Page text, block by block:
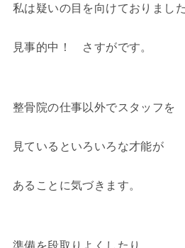
私は疑いの目を向けておりました
見事的中！ さすがです。
整骨院の仕事以外でスタッフを
見ているといろいろな才能が
あることに気づきます。
準備を段取りよくしたり、